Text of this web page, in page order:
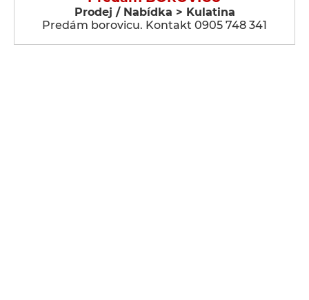
Prodej / Nabídka > Kulatina
Predám borovicu. Kontakt 0905 748 341